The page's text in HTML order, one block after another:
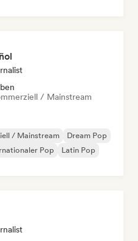
/ Mainstream
/ Mainstream
Dream Pop
Pop
Latin Pop